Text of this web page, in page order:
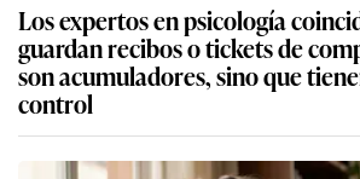
Los expertos en psicología
guardan recibos o tickets de
son acumuladores, sino que
control